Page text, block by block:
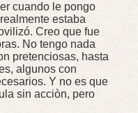
cuando le pongo
estaba
Creo que fue
No tengo nada
pretenciosas, hasta
algunos con
Y no es que
sin acciòn, pero